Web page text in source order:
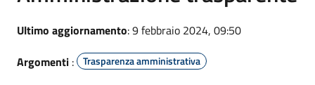
Ultimo aggiornamento: 9 febbraio 2024, 09:50
Argomenti : Trasparenza amministrativa